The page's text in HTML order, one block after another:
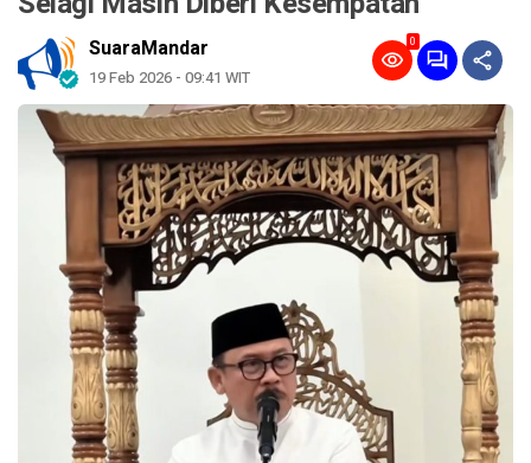
SuaraMandar
19 Feb 2026 - 09:41 WIT
0